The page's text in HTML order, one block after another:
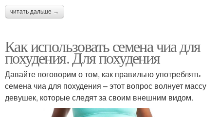
читать дальше →
Как использовать семена чиа для
похудения. Для похудения
Давайте поговорим о том, как правильно употреблять
семена чиа для похудения – этот вопрос волнует массу
девушек, которые следят за своим внешним видом.